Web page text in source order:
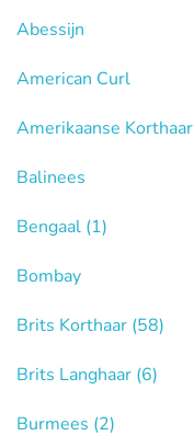
Abessijn
American Curl
Amerikaanse Korthaar
Balinees
Bengaal (1)
Bombay
Brits Korthaar (58)
Brits Langhaar (6)
Burmees (2)